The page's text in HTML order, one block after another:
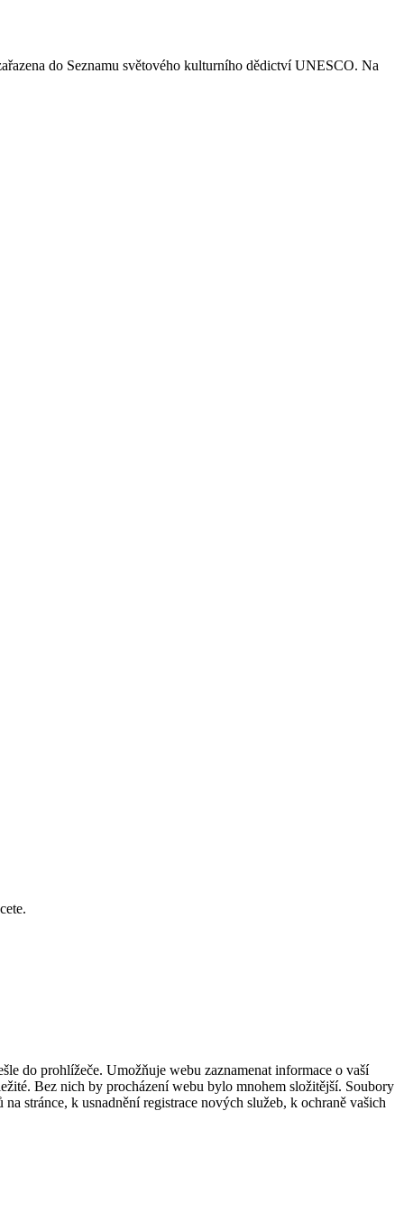
do Seznamu světového kulturního dědictví UNESCO. Na
do prohlížeče. Umožňuje webu zaznamenat informace o vaší
Bez nich by procházení webu bylo mnohem složitější. Soubory
stránce, k usnadnění registrace nových služeb, k ochraně vašich